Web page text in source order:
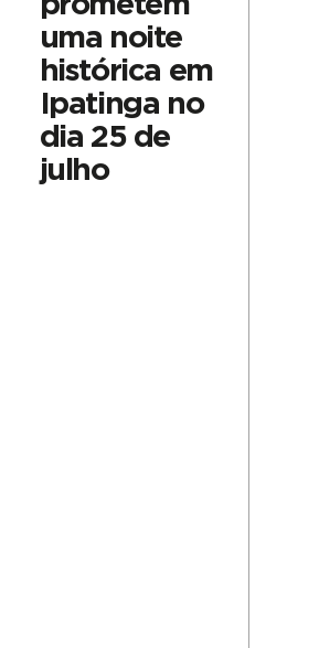
uma noite
histórica em
Ipatinga no
dia 25 de
julho